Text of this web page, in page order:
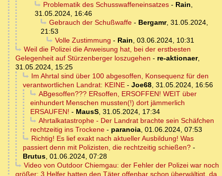
Problematik des Schusswaffeneinsatzes- Rain,
31.05.2024, 16:46
Gebrauch der Schußwaffe- Bergamr, 31.05.2024,
21:53
Volle Zustimmung - Rain, 03.06.2024, 10:31
Weil die Polizei die Anweisung hat, bei der erstbesten
Gelegenheit auf Stürzenberger loszugehen - re-aktionaer,
31.05.2024, 15:25
Im Ahrtal sind über 100 abgesoffen, Konsequenz für den
verantwortlichen Landrat: KEINE - Joe68, 31.05.2024, 16:56
ABgesoffen??? ERsoffen, ERSOFFEN! WEIT über
einhundert Menschen mussten(!) dort jämmerlich
ERSAUFEN! - MausS, 31.05.2024, 17:34
Ahrtalkatastrophe - Der Landrat brachte sein Schäfchen
rechtzeitig ins Trockene - paranoia, 01.06.2024, 07:53
Richtig! Es lief exakt nach aktueller Ausbildung! Was
passiert denn mit Polizisten, die rechtzeitig schießen? -
Brutus, 01.06.2024, 07:28
Video von Outdoor Chiemgau: der Fehler der Polizei war noch
größer: 3 Helfer hatten den Täter offenbar schon überwältigt, da